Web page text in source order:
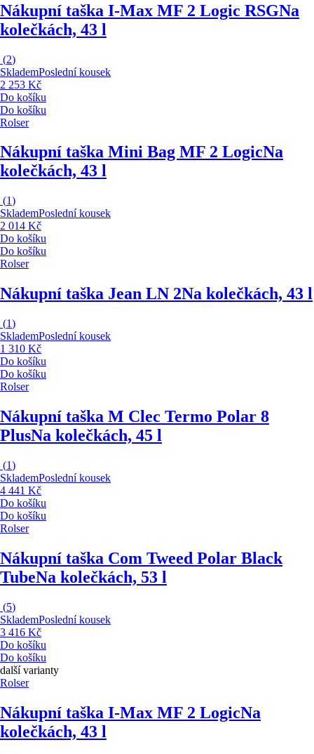
Nákupní taška I-Max MF 2 Logic RSGNa
kolečkách, 43 l
(2)
SklademPoslední kousek
2 253 Kč
Do košíku
Do košíku
Rolser
Nákupní taška Mini Bag MF 2 LogicNa
kolečkách, 43 l
(1)
SklademPoslední kousek
2 014 Kč
Do košíku
Do košíku
Rolser
Nákupní taška Jean LN 2Na kolečkách, 43 l
(1)
SklademPoslední kousek
1 310 Kč
Do košíku
Do košíku
Rolser
Nákupní taška M Clec Termo Polar 8
PlusNa kolečkách, 45 l
(1)
SklademPoslední kousek
4 441 Kč
Do košíku
Do košíku
Rolser
Nákupní taška Com Tweed Polar Black
TubeNa kolečkách, 53 l
(5)
SklademPoslední kousek
3 416 Kč
Do košíku
Do košíku
další varianty
Rolser
Nákupní taška I-Max MF 2 LogicNa
kolečkách, 43 l